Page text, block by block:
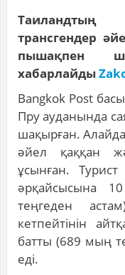
Таиландтың
трансгендер
пышақпен
хабарлайды
Bangkok Post
Пру ауданында
шақырған. Алайда
әйел қаққан
ұсынған.
әрқайсысына
теңгеден
кетпейтінін
батты (689 мың
еді.